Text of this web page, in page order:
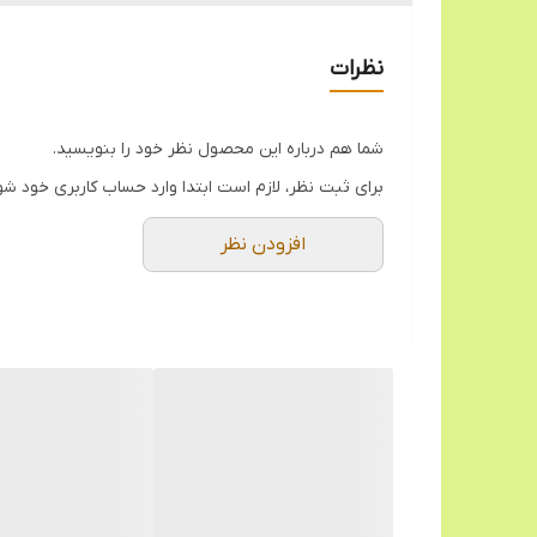
نظرات
شما هم درباره این محصول نظر خود را بنویسید.
برای ثبت نظر، لازم است ابتدا وارد حساب کاربری خود
افزودن نظر